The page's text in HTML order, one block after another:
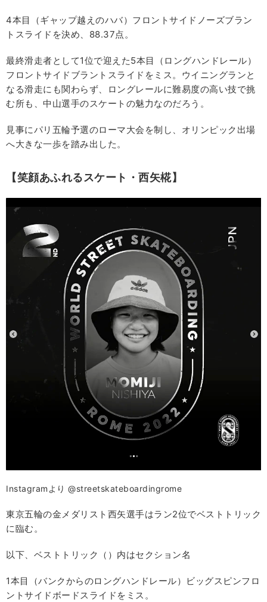
4本目（ギャップ越えのハバ）フロントサイドノーズブラン
トスライドを決め、88.37点。
最終滑走者として1位で迎えた5本目（ロングハンドレール）
フロントサイドブラントスライドをミス。ウイニングランと
なる滑走にも関わらず、ロングレールに難易度の高い技で挑
む所も、中山選手のスケートの魅力なのだろう。
見事にパリ五輪予選のローマ大会を制し、オリンピック出場
へ大きな一歩を踏み出した。
【笑顔あふれるスケート・西矢椛】
Instagramより @streetskateboardingrome
東京五輪の金メダリスト西矢選手はラン2位でベストトリック
に臨む。
以下、ベストトリック（）内はセクション名
1本目（バンクからのロングハンドレール）ビッグスピンフロ
ントサイドボードスライドをミス。